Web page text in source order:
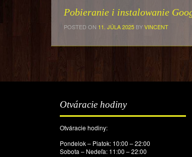
Pobieranie i instalowanie
POSTED ON 11. JÚLA 2025 BYVINCENT
Otváracie hodiny
Otváracie hodiny:
Pondelok – Piatok: 10:00 – 22:00
Sobota – Nedeľa: 11:00 – 22:00